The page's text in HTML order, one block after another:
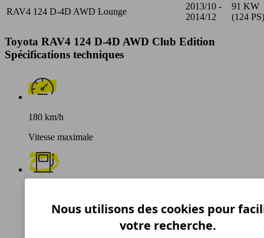
RAV4 124 D-4D AWD Lounge
2013/10 -
2014/12
91 KW
(124 PS)
Toyota RAV4 124 D-4D AWD Club Edition
Spécifications techniques
180 km/h
Vitesse maximale
CarburantNous utilisons des cookies pour
votre recherche.